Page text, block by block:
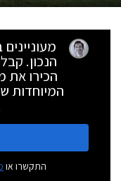
הנכון.
הכירו את
המיוחדות
התקשרו או